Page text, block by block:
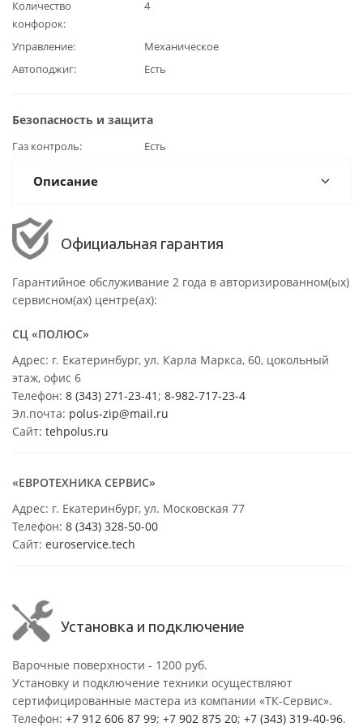
Количество
конфорок
4
Управление
Механическое
Автоподжиг
Есть
Безопасность и защита
Газ контроль Есть
Описание
Официальная гарантия
Гарантийное обслуживание 2 года в авторизированном(ых)
сервисном(ах) центре(ах):
СЦ «ПОЛЮС»
Адрес: г. Екатеринбург, ул. Карла Маркса, 60, цокольный
этаж, офис 6
Телефон: 8 (343) 271-23-41 ; 8-982-717-23-4
Эл.почта: polus-zip@mail.ru
Сайт: tehpolus.ru
«ЕВРОТЕХНИКА СЕРВИС»
Адрес: г. Екатеринбург, ул. Московская 77
Телефон: 8 (343) 328-50-00
Сайт: euroservice.tech
Установка и подключение
Варочные поверхности - 1200 руб.
Установку и подключение техники осуществляют
сертифицированные мастера из компании «ТК-Сервис».
Телефон: +7 912 606 87 99; +7 902 875 20; +7 (343) 319-40-96.